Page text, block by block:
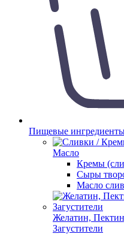
Пищевые
Масло
Кремы
Сыры
Масло
Желатин,
Загустители